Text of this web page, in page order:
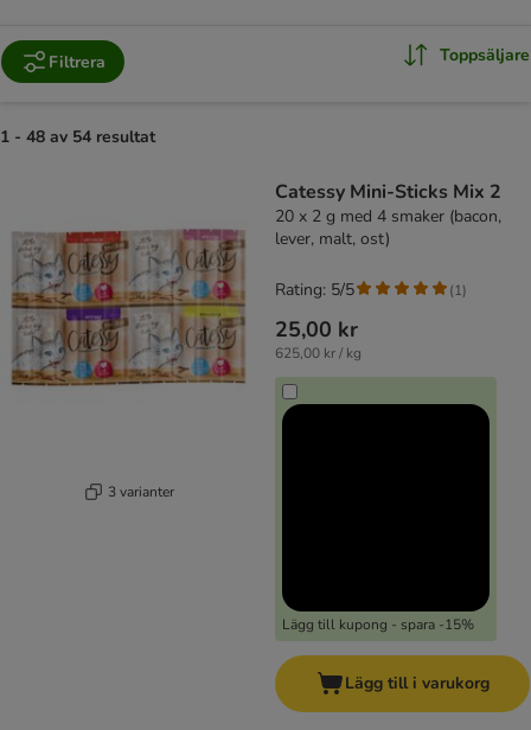
Filtrera Toppsäljare
1 - 48 av 54 resultat
3 varianter
Catessy Mini-Sticks Mix 2
20 x 2 g med 4 smaker (bacon,
lever, malt, ost)
25,00 kr
625,00 kr / kg
Lägg till kupong - spara -15%
Rating: 5/5 (1)
Lägg till i varukorg